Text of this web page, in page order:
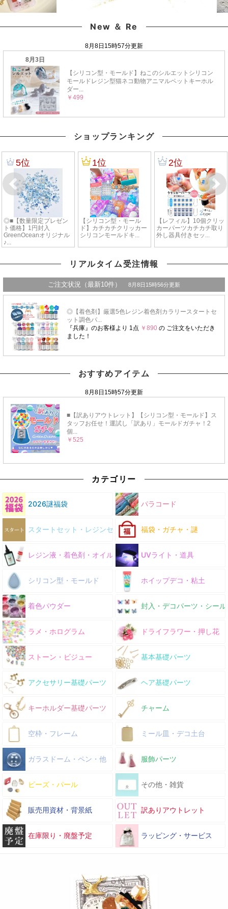
New ＆ Re
ショップランキング
リアルタイム受注情報
おすすめアイテム
カテゴリー
2026謎福袋 パラコード
スタートセット・レジンセット 福袋・ガチャ・謎
レジン液・着色剤・オイル UVライト・道具
シリコン型・モールド ホイップデコ・粘土
着色パウダー 封入・デコパーツ・シール
ラメ・ホログラム ドライフラワー・押し花
ストーン・ビジュー 基本基礎パーツ
アクセサリー基礎パーツ ヘア基礎パーツ
キーホルダー基礎パーツ チャーム
空枠・フレーム ミール皿・デコ土台
ガラスドーム・ペン・他 服飾パーツ
ビーズ・パール その他・雑貨
販売用資材・背景紙 訳ありアウトレット
在庫限り・廃盤予定 ラッピング・サービス